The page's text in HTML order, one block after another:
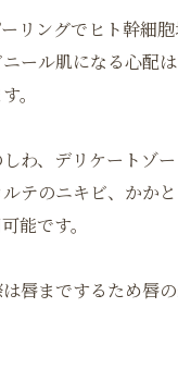
リングでヒト幹細
ール肌になる心配
。
わ、デリケートゾ
テのニキビ、かか
能です。
唇までするため唇